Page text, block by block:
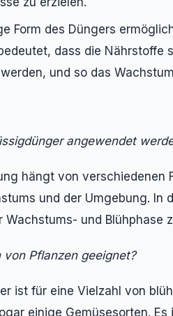
Form des Düngers
dass die Nährstoffe
und so das
angewendet
hängt von verschiedenen
und der Umgebung. In
Wachstums- und Blühphase
Pflanzen geeignet?
ist für eine Vielzahl von
einige Gemüsesorten.